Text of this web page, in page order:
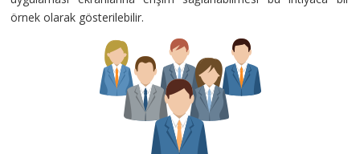
örnek olarak gösterilebilir.